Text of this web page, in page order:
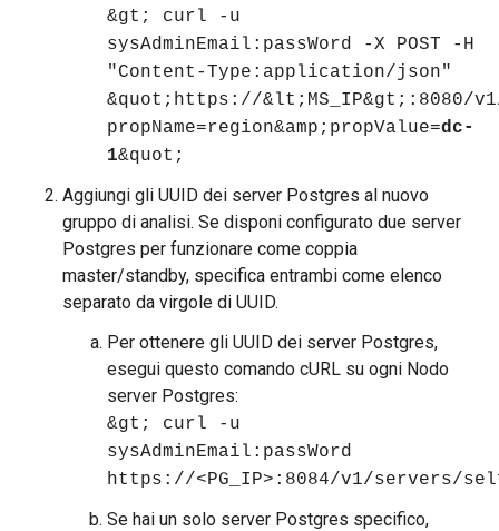
&gt; curl -u
sysAdminEmail:passWord -X POST -H
"Content-Type:application/json"
&quot;https://&lt;MS_IP&gt;:8080/
propName=region&amp;propValue=dc-
1&quot;
Aggiungi gli UUID dei server Postgres al nuovo
gruppo di analisi. Se disponi configurato due server
Postgres per funzionare come coppia
master/standby, specifica entrambi come elenco
separato da virgole di UUID.
Per ottenere gli UUID dei server Postgres,
esegui questo comando cURL su ogni Nodo
server Postgres:
&gt; curl -u
sysAdminEmail:passWord
https://<PG_IP>:8084/v1/servers/
Se hai un solo server Postgres specifico,